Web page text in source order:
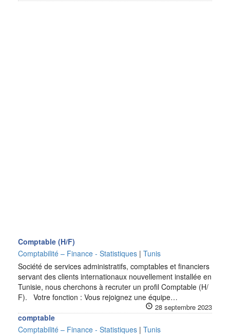
Comptable (H/F)
Comptabilité – Finance - Statistiques | Tunis
Société de services administratifs, comptables et financiers
servant des clients internationaux nouvellement installée en
Tunisie, nous cherchons à recruter un profil Comptable (H/
F). Votre fonction : Vous rejoignez une équipe…
28 septembre 2023
comptable
Comptabilité – Finance - Statistiques | Tunis